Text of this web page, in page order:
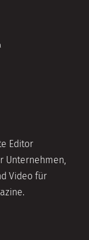
Editor
Unternehmen,
Video für